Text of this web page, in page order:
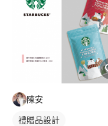
陳安
禮贈品設計